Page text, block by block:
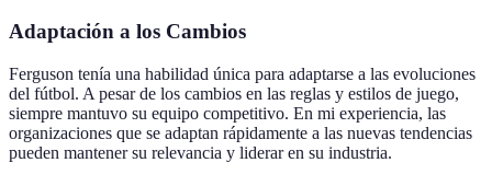
Adaptación a los Cambios
Ferguson tenía una habilidad única para adaptarse a las evoluciones
del fútbol. A pesar de los cambios en las reglas y estilos de juego,
siempre mantuvo su equipo competitivo. En mi experiencia, las
organizaciones que se adaptan rápidamente a las nuevas tendencias
pueden mantener su relevancia y liderar en su industria.